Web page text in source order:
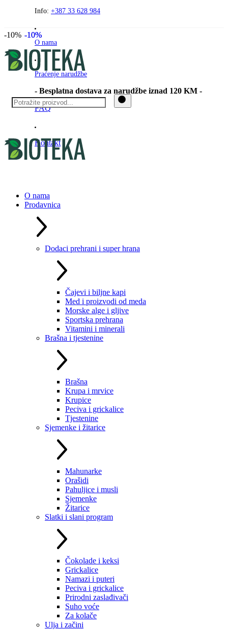
PreskočiteInfo: +387 33 628 984
O nama
Praćenje narudžbe
- Besplatna dostava za narudžbe iznad 120 KM -
FAQ
Kontakt
O nama
Prodavnica
Dodaci prehrani i super hrana
Čajevi i biljne kapi
Med i proizvodi od meda
Morske alge i gljive
Sportska prehrana
Vitamini i minerali
Brašna i tjestenine
Brašna
Krupa i mrvice
Krupice
Peciva i grickalice
Tjestenine
Sjemenke i žitarice
Mahunarke
Orašidi
Pahuljice i musli
Sjemenke
Žitarice
Slatki i slani program
Čokolade i keksi
Grickalice
Namazi i puteri
Peciva i grickalice
Prirodni zaslađivači
Suho voće
Za kolače
Ulja i začini
-10% -10%
-10%